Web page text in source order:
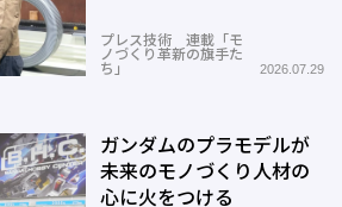
プレス技術 連載「モ
ノづくり革新の旗手た
ち」
2026.07.29
ガンダムのプラモデルが
未来のモノづくり人材の
心に火をつける